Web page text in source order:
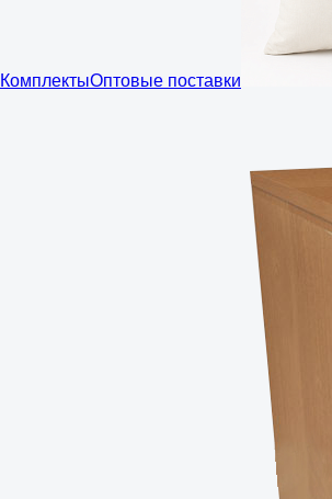
КомплектыОптовые поставки